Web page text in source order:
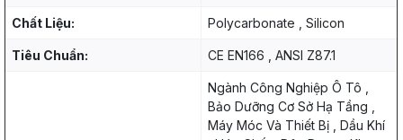
Chất Liệu: Polycarbonate , Silicon
Tiêu Chuẩn: CE EN166 , ANSI Z87.1
Ngành Công Nghiệp Ô Tô ,
Bảo Dưỡng Cơ Sở Hạ Tầng ,
Máy Móc Và Thiết Bị , Dầu Khí